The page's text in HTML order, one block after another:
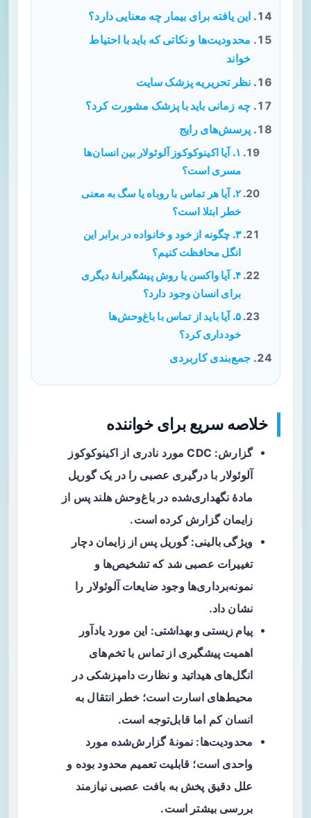
این یافته برای بیمار چه معنایی دارد؟
محدودیت‌ها و نکاتی که باید با احتیاط
خواند
نظر تحریریه پزشک سایت
چه زمانی باید با پزشک مشورت کرد؟
پرسش‌های رایج
۱. آیا اکینوکوکوز آلوئولار بین انسان‌ها
مسری است؟
۲. آیا هر تماس با روباه یا سگ به معنی
خطر ابتلا است؟
۳. چگونه از خود و خانواده در برابر این
انگل محافظت کنیم؟
۴. آیا واکسن یا روش پیشگیرانهٔ دیگری
برای انسان وجود دارد؟
۵. آیا باید از تماس با باغ‌وحش‌ها
خودداری کرد؟
جمع‌بندی کاربردی
خلاصه سریع برای خواننده
گزارش: CDC مورد نادری از
اکینوکوکوز
آلوئولار با درگیری عصبی را در یک گوریل
مادهٔ نگهداری‌شده در باغ‌وحش هلند پس از
زایمان گزارش کرده است.
ویژگی بالینی: گوریل پس از زایمان دچار
تغییرات عصبی شد که تشخیص‌ها و
نمونه‌برداری‌ها وجود ضایعات آلوئولار را
نشان داد.
پیام زیستی و بهداشتی: این مورد یادآور
اهمیت پیشگیری از تماس با تخم‌های
انگل‌های هیداتید و نظارت دامپزشکی در
محیط‌های اسارت است؛ خطر انتقال به
انسان کم اما قابل‌توجه است.
محدودیت‌ها: نمونهٔ گزارش‌شده مورد
واحدی است؛ قابلیت تعمیم محدود بوده و
علل دقیق پخش به بافت عصبی نیازمند
بررسی بیشتر است.